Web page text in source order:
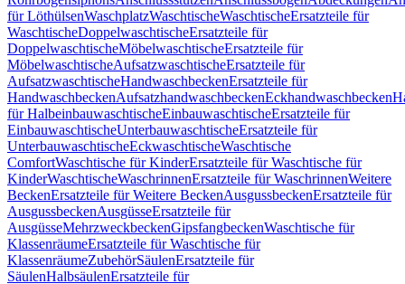
für LöthülsenWaschplatzWaschtischeWaschtischeErsatzteile für
WaschtischeDoppelwaschtischeErsatzteile für
DoppelwaschtischeMöbelwaschtischeErsatzteile für
MöbelwaschtischeAufsatzwaschtischeErsatzteile für
AufsatzwaschtischeHandwaschbeckenErsatzteile für
HandwaschbeckenAufsatzhandwaschbeckenEckhandwaschbecken
für HalbeinbauwaschtischeEinbauwaschtischeErsatzteile für
EinbauwaschtischeUnterbauwaschtischeErsatzteile für
UnterbauwaschtischeEckwaschtischeWaschtische
ComfortWaschtische für KinderErsatzteile für Waschtische für
KinderWaschtischeWaschrinnenErsatzteile für WaschrinnenWeitere
BeckenErsatzteile für Weitere BeckenAusgussbeckenErsatzteile für
AusgussbeckenAusgüsseErsatzteile für
AusgüsseMehrzweckbeckenGipsfangbeckenWaschtische für
KlassenräumeErsatzteile für Waschtische für
KlassenräumeZubehörSäulenErsatzteile für
SäulenHalbsäulenErsatzteile für